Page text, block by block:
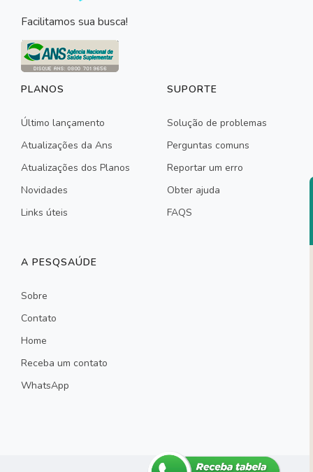
Facilitamos sua busca!
PLANOS
Último lançamento
Atualizações da Ans
Atualizações dos Planos
Novidades
Links úteis
SUPORTE
Solução de problemas
Perguntas comuns
Reportar um erro
Obter ajuda
FAQS
A PESQSAÚDE
Sobre
Contato
Home
Receba um contato
WhatsApp